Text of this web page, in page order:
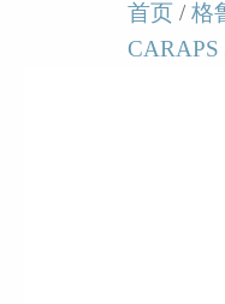
首页 / 格
CARAPS